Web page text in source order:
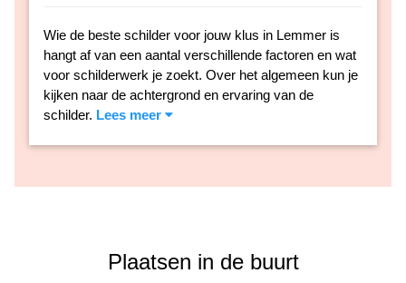
Wie de beste schilder voor jouw klus in Lemmer is
hangt af van een aantal verschillende factoren en wat
voor schilderwerk je zoekt. Over het algemeen kun je
kijken naar de achtergrond en ervaring van de
schilder. Lees meer
Plaatsen in de buurt